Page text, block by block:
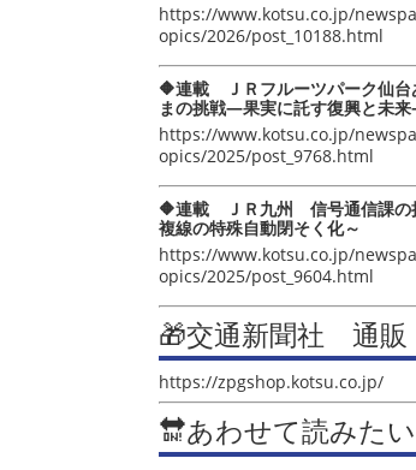
https://www.kotsu.co.jp/
opics/2026/post_10188.html
🔶連載 ＪＲフルーツパーク仙台
まの挑戦―果実に託す復興と未
https://www.kotsu.co.jp/
opics/2025/post_9768.html
🔶連載 ＪＲ九州 信号通信課の
複線の特殊自動閉そく化～
https://www.kotsu.co.jp/
opics/2025/post_9604.html
🎁交通新聞社 通販
https://zpgshop.kotsu.co.jp/
🔛あわせて読みたい